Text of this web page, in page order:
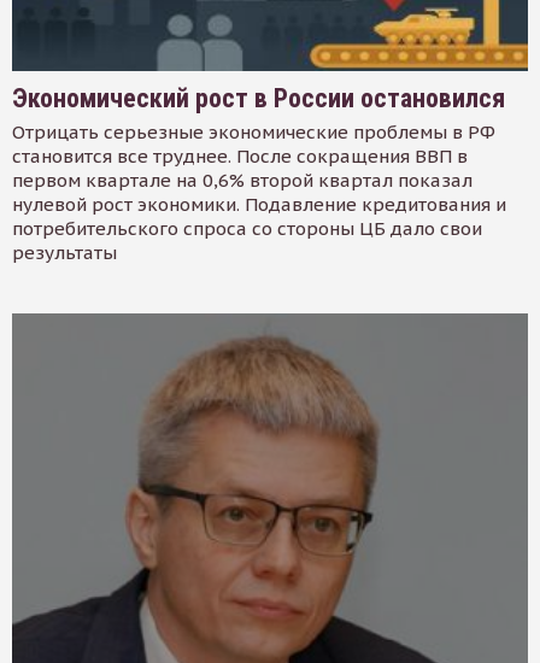
Экономический рост в России остановился
Отрицать серьезные экономические проблемы в РФ
становится все труднее. После сокращения ВВП в
первом квартале на 0,6% второй квартал показал
нулевой рост экономики. Подавление кредитования и
потребительского спроса со стороны ЦБ дало свои
результаты